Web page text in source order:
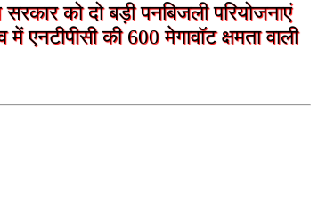
को दो बड़ी पनबिजली परियोजनाएं
की 600 मेगावॉट क्षमता वाली